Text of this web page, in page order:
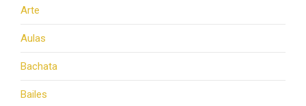
Arte
Aulas
Bachata
Bailes